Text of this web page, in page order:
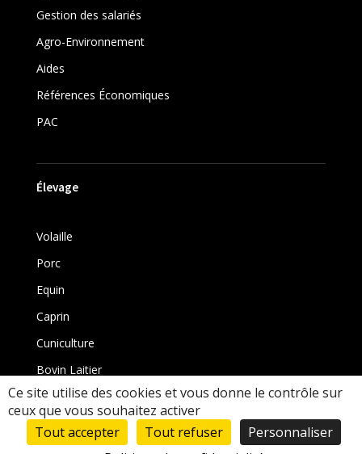
Gestion des salariés
Agro-Environnement
Aides
Références Économiques
PAC
Élevage
Volaille
Porc
Equin
Caprin
Cuniculture
Bovin Laitier
Bovin
Ce site utilise des cookies et vous donne le contrôle sur
ceux que vous souhaitez activer
Tout accepter
Tout refuser
Personnaliser